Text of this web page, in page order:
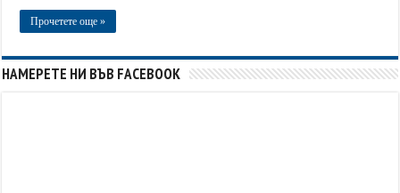
Прочетете още »
НАМЕРЕТЕ НИ ВЪВ FACEBOOK